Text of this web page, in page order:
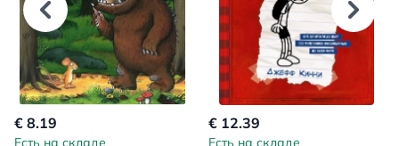
€ 8.19
Есть на складе
€ 12.39
Есть на складе